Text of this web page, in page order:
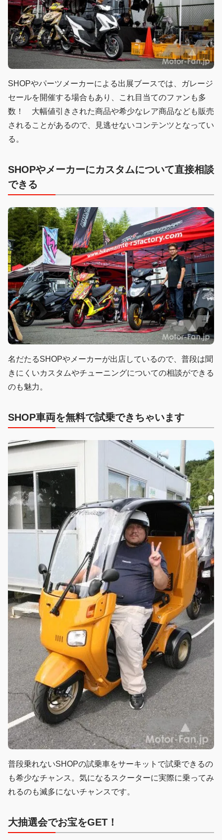
SHOPやパーツメーカーによる出展ブースでは、ガレージ
セールを開催する場合もあり、これ目当てのファンも多
数！ 大幅値引きされた商品や希少なレア商品なども販売
されることがあるので、見逃せないコンテンツとなってい
る。
SHOPやメーカーにカスタムについて直接相談
できる
名だたるSHOPやメーカーが出店しているので、普段は聞
きにくいカスタムやチューニングについての相談ができる
のも魅力。
SHOP車両を無料で試乗できちゃいます
普段乗れないSHOPの試乗車をサーキットで試乗できるの
も希少なチャンス。気になるスクーターに実際に乗ってみ
れるのも滅多にないチャンスです。
大抽選会でお宝をGET！